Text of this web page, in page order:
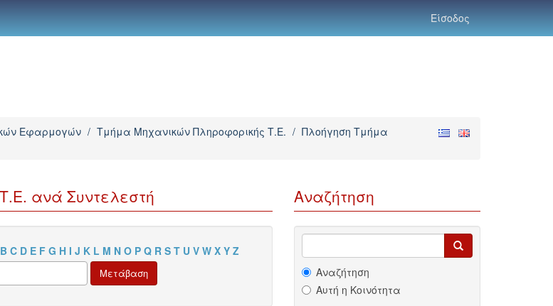
Είσοδος
Εφαρμογών / Τμήμα Μηχανικών Πληροφορικής Τ.Ε. / Πλοήγηση Τμήμα
ανά Συντελεστή
B C D E F G H I J K L M N O P Q R S T U V W X Y Z
Αναζήτηση
Αναζήτηση
Αυτή η Κοινότητα